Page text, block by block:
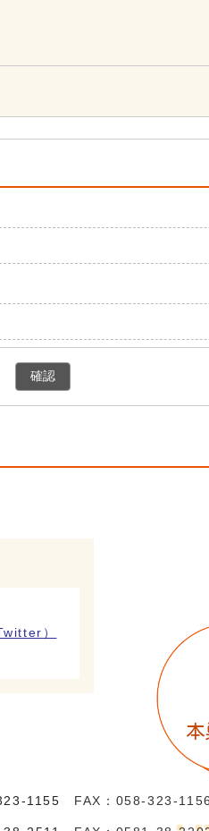
確認
）
1155 FAX：058-323-1156